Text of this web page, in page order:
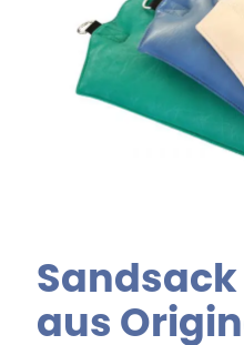
Sandsack
aus